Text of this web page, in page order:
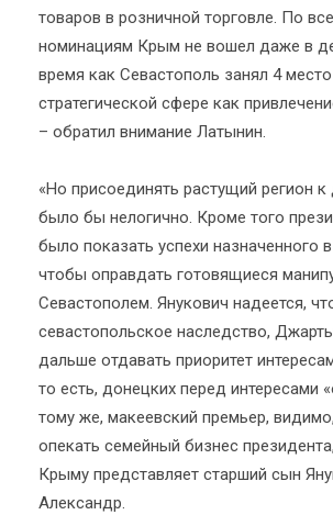
товаров в розничной торговле. По
номинациям Крым не вошел даже в
время как Севастополь занял 4
стратегической сфере как
– обратил внимание Латынин.
«Но присоединять растущий регион
было бы нелогично. Кроме того
было показать успехи назначенного
чтобы оправдать готовящиеся
Севастополем. Янукович надеется,
севастопольское наследство,
дальше отдавать приоритет
то есть, донецких перед интересами
тому же, макеевский премьер,
опекать семейный бизнес
Крыму представляет старший сын
Александр.